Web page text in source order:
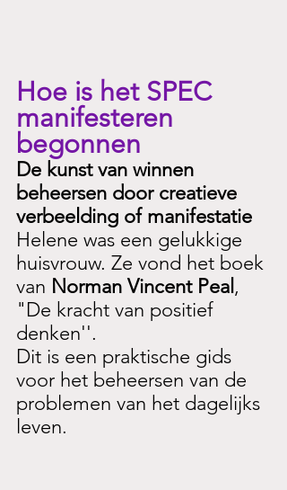
Hoe is het SPEC
manifesteren
begonnen
De kunst van winnen
beheersen door creatieve
verbeelding of manifestatie
Helene was een gelukkige
huisvrouw. Ze vond het boek
van Norman Vincent Peal ,
"De kracht van positief
denken''.
Dit is een praktische gids
voor het beheersen van de
problemen van het dagelijks
leven.